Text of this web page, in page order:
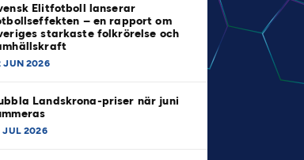
Elitfotboll lanserar
– en rapport om
starkaste folkrörelse och
JUN 2026
Landskrona-priser när juni
JUL 2026